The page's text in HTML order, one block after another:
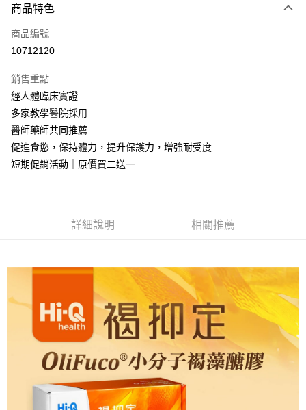
信用卡一次付款
信用卡分期付款
合作金庫商業銀行
華南商業銀行
上海商業儲蓄銀行
國泰世華商業銀行
臺灣中小企業銀行
台中商業銀行
匯豐（台灣）商業銀行
聯邦商業銀行
台灣樂天信用卡公司
6 期 0 利率 每期
華南商業銀行
上海商業儲蓄銀行
國泰世華商業銀行
兆豐國際商業銀行
臺灣中小企業銀行
玉山商業銀行
星展（台灣）商業銀行
LINE Pay
Apple Pay
街口支付
【大哥付你分期使用說明】
1.本服務由台灣大哥大提供，台灣大哥大用戶可立即使用無須另外申請。
2.付款方式選擇「大哥付你分期」，訂單成立後會自動跳轉到大哥付的交易
流程，驗證手機門號後，選擇欲分期的期數、繳款截止日，確認付款後即完
成交易。
3.實際核准額度、可分期數及費用金額請依後續交易確認頁面所載為準。
4.訂單成立30分鐘內，如未前往確認交易或遇審核未通過，訂單將自動取
消。如遇「轉專審核」未通過狀況，表示未達大哥付你分期系統評分，恕無
法說明評估內容。
【繳款方式說明】
AFTEE先享後付
相關說明
【關於「AFTEE先享後付」】
AFTEE先享後付是「在收到商品之後才付款」的支付方式。 讓您購物簡單
便利好安心！
１．簡單：不需註冊會員、不需綁卡、不需儲值。
２．便利：只要手機號碼，簡訊認證，即可結帳。
３．安心：先確認商品／服務後，再付款。
付款後全家取貨
商品特色
商品編號
10712120
銷售重點
經人體臨床實證
多家教學醫院採用
醫師藥師共同推薦
促進食慾，保持體力，提升保護力，增強耐受度
短期促銷活動｜原價買二送一
詳細說明 相關推薦